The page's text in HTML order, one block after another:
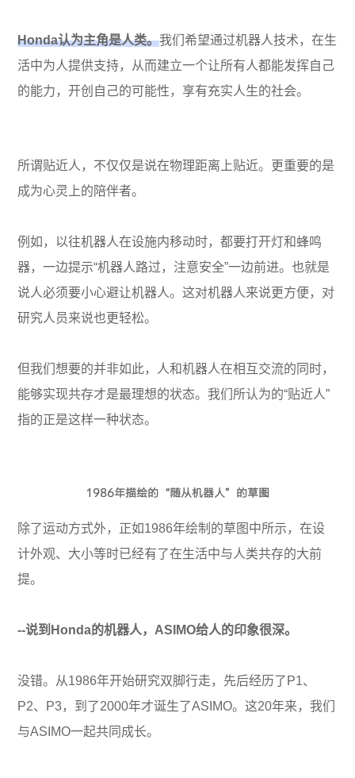
Honda认为主角是人类。我们希望通过机器人技术，在生
活中为人提供支持，从而建立一个让所有人都能发挥自己
的能力，开创自己的可能性，享有充实人生的社会。
所谓贴近人，不仅仅是说在物理距离上贴近。更重要的是
成为心灵上的陪伴者。
例如，以往机器人在设施内移动时，都要打开灯和蜂鸣
器，一边提示“机器人路过，注意安全”一边前进。也就是
说人必须要小心避让机器人。这对机器人来说更方便，对
研究人员来说也更轻松。
但我们想要的并非如此，人和机器人在相互交流的同时，
能够实现共存才是最理想的状态。我们所认为的“贴近人”
指的正是这样一种状态。
1986年描绘的“随从机器人”的草图
除了运动方式外，正如1986年绘制的草图中所示，在设
计外观、大小等时已经有了在生活中与人类共存的大前
提。
--说到Honda的机器人，ASIMO给人的印象很深。
没错。从1986年开始研究双脚行走，先后经历了P1、
P2、P3，到了2000年才诞生了ASIMO。这20年来，我们
与ASIMO一起共同成长。